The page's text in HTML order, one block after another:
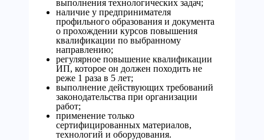
выполнения технологических задач;
наличие у предпринимателя
профильного образования и документа
о прохождении курсов повышения
квалификации по выбранному
направлению;
регулярное повышение квалификации
ИП, которое он должен походить не
реже 1 раза в 5 лет;
выполнение действующих требований
законодательства при организации
работ;
применение только
сертифицированных материалов,
технологий и оборудования.